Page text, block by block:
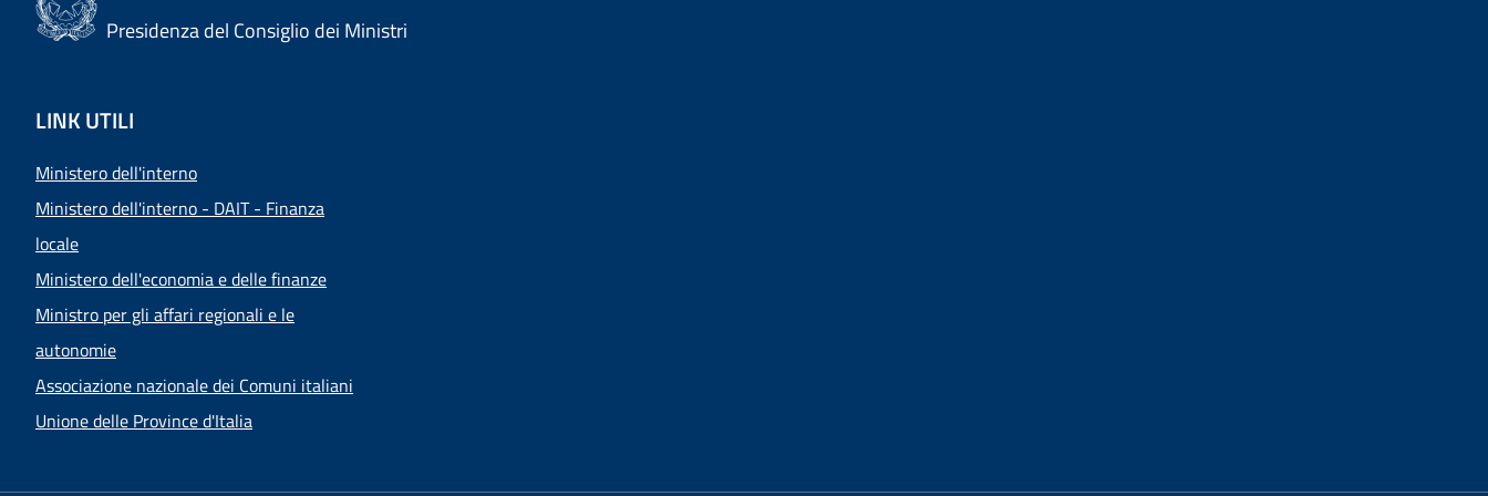
Presidenza del Consiglio dei Ministri
LINK UTILI
Ministero dell'interno
Ministero dell'interno - DAIT - Finanza
locale
Ministero dell'economia e delle finanze
Ministro per gli affari regionali e le
autonomie
Associazione nazionale dei Comuni italiani
Unione delle Province d'Italia